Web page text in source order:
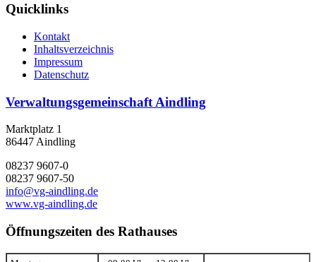
Quicklinks
Kontakt
Inhaltsverzeichnis
Impressum
Datenschutz
Verwaltungsgemeinschaft Aindling
Marktplatz 1
86447 Aindling
08237 9607-0
08237 9607-50
info@vg-aindling.de
www.vg-aindling.de
Öffnungszeiten des Rathauses